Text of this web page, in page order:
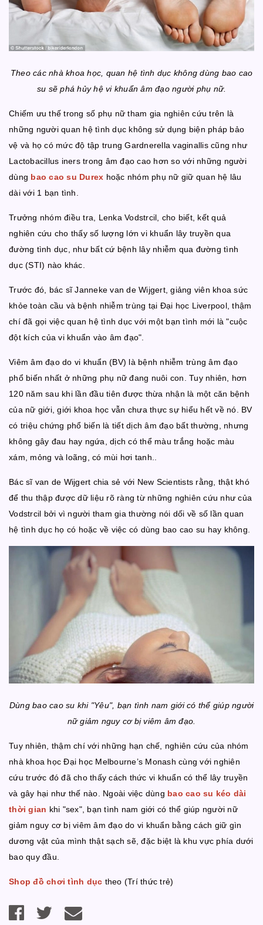
Theo các nhà khoa học, quan hệ tình dục không dùng bao cao
su sẽ phá hủy hệ vi khuẩn âm đạo người phụ nữ.
Chiếm ưu thế trong số phụ nữ tham gia nghiên cứu trên là
những người quan hệ tình dục không sử dụng biện pháp bảo
vệ và họ có mức độ tập trung Gardnerella vaginallis cũng như
Lactobacillus iners trong âm đạo cao hơn so với những người
dùng bao cao su Durex hoặc nhóm phụ nữ giữ quan hệ lâu
dài với 1 bạn tình.
Trưởng nhóm điều tra, Lenka Vodstrcil, cho biết, kết quả
nghiên cứu cho thấy số lượng lớn vi khuẩn lây truyền qua
đường tình dục, như bất cứ bệnh lây nhiễm qua đường tình
dục (STI) nào khác.
Trước đó, bác sĩ Janneke van de Wijgert, giảng viên khoa sức
khỏe toàn cầu và bệnh nhiễm trùng tại Đại học Liverpool, thậm
chí đã gọi việc quan hệ tình dục với một bạn tình mới là "cuộc
đột kích của vi khuẩn vào âm đạo".
Viêm âm đạo do vi khuẩn (BV) là bệnh nhiễm trùng âm đạo
phổ biến nhất ở những phụ nữ đang nuôi con. Tuy nhiên, hơn
120 năm sau khi lần đầu tiên được thừa nhận là một căn bệnh
của nữ giới, giới khoa học vẫn chưa thực sự hiểu hết về nó. BV
có triệu chứng phổ biến là tiết dịch âm đạo bất thường, nhưng
không gây đau hay ngứa, dịch có thể màu trắng hoặc màu
xám, mỏng và loãng, có mùi hơi tanh..
Bác sĩ van de Wijgert chia sẻ với New Scientists rằng, thật khó
để thu thập được dữ liệu rõ ràng từ những nghiên cứu như của
Vodstrcil bởi vì người tham gia thường nói dối về số lần quan
hệ tình dục họ có hoặc về việc có dùng bao cao su hay không.
Dùng bao cao su khi "Yêu", bạn tình nam giới có thể giúp người
nữ giảm nguy cơ bị viêm âm đạo.
Tuy nhiên, thậm chí với những hạn chế, nghiên cứu của nhóm
nhà khoa học Đại học Melbourne’s Monash cùng với nghiên
cứu trước đó đã cho thấy cách thức vi khuẩn có thể lây truyền
và gây hại như thế nào. Ngoài việc dùng bao cao su kéo dài
thời gian khi "sex", bạn tình nam giới có thể giúp người nữ
giảm nguy cơ bị viêm âm đạo do vi khuẩn bằng cách giữ gìn
dương vật của mình thật sạch sẽ, đặc biệt là khu vực phía dưới
bao quy đầu.
Shop đồ chơi tình dục theo (Trí thức trẻ)